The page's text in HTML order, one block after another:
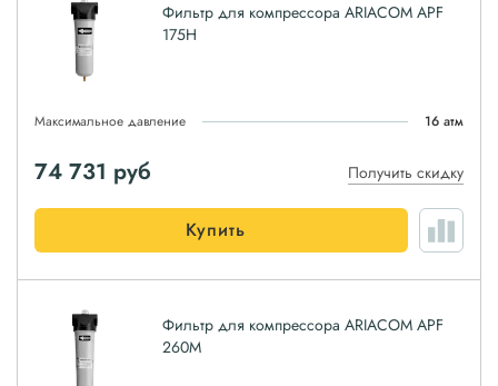
Фильтр для компрессора ARIACOM APF
175H
Максимальное давление 16 атм
74 731 руб Получить скидку
Купить
Фильтр для компрессора ARIACOM APF
260M